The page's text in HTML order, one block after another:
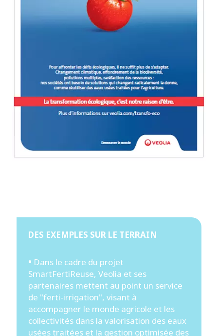
DES EXEMPLES SUR LE TERRAIN
• Dans le cadre du projet
SmartFertiReuse, Veolia et ses
partenaires mettent au point un service
de "ferti-irrigation", visant à
accompagner le monde agricole et les
collectivités dans la valorisation des eaux
usées traitées et la gestion optimisée des